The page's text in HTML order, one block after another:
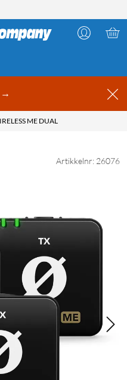
→
ME DUAL
Artikkelnr: 26076